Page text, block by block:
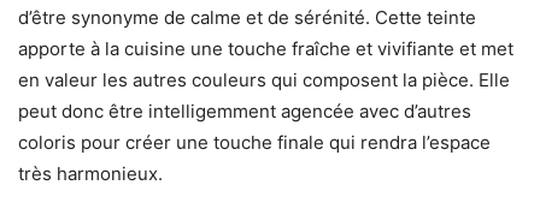
d’être synonyme de calme et de sérénité. Cette teinte
apporte à la cuisine une touche fraîche et vivifiante et met
en valeur les autres couleurs qui composent la pièce. Elle
peut donc être intelligemment agencée avec d’autres
coloris pour créer une touche finale qui rendra l’espace
très harmonieux.